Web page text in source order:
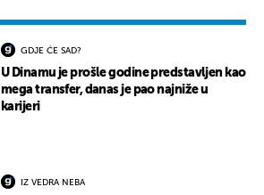
GDJE ĆE SAD?
U Dinamu je prošle godine predstavljen kao
mega transfer, danas je pao najniže u
karijeri
IZ VEDRA NEBA